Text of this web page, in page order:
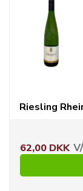
Riesling
62,00 DKK